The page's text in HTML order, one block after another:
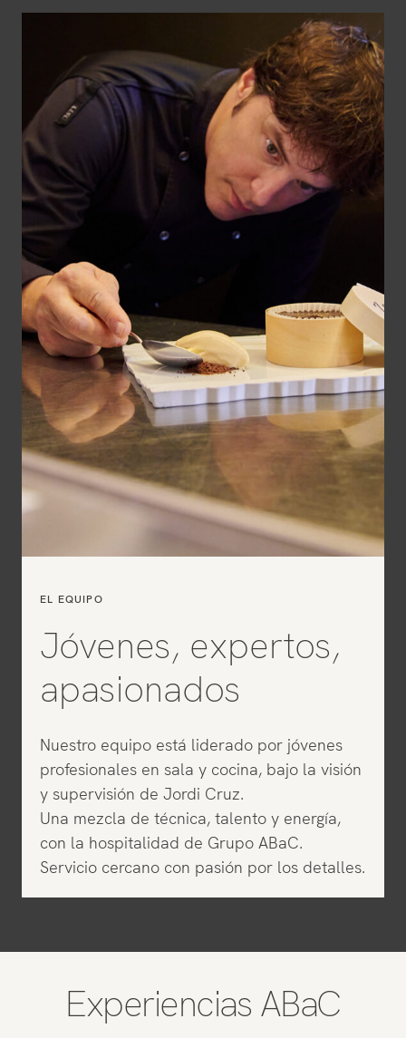
EL EQUIPO
Jóvenes, expertos,
apasionados
Nuestro equipo está liderado por jóvenes
profesionales en sala y cocina, bajo la visión
y supervisión de Jordi Cruz.
Una mezcla de técnica, talento y energía,
con la hospitalidad de Grupo ABaC.
Servicio cercano con pasión por los detalles.
Experiencias ABaC